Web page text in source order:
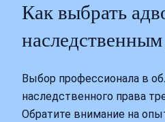
Как выбрать
Выбор профессионала в
наследственного права
Обратите внимание на